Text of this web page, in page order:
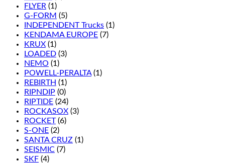
FLYER (1)
G-FORM (5)
INDEPENDENT Trucks (1)
KENDAMA EUROPE (7)
KRUX (1)
LOADED (3)
NEMO (1)
POWELL-PERALTA (1)
REBIRTH (1)
RIPNDIP (0)
RIPTIDE (24)
ROCKASOX (3)
ROCKET (6)
S-ONE (2)
SANTA CRUZ (1)
SEISMIC (7)
SKF (4)